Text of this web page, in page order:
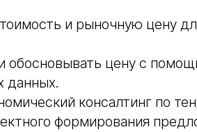
и рыночную цену
обосновывать цену с
данных.
консалтинг по
формирования